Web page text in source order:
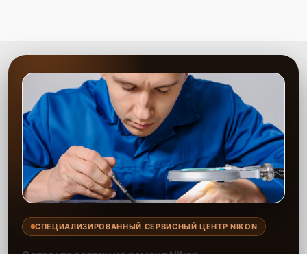
СПЕЦИАЛИЗИРОВАННЫЙ СЕРВИСНЫЙ ЦЕНТР NIKON